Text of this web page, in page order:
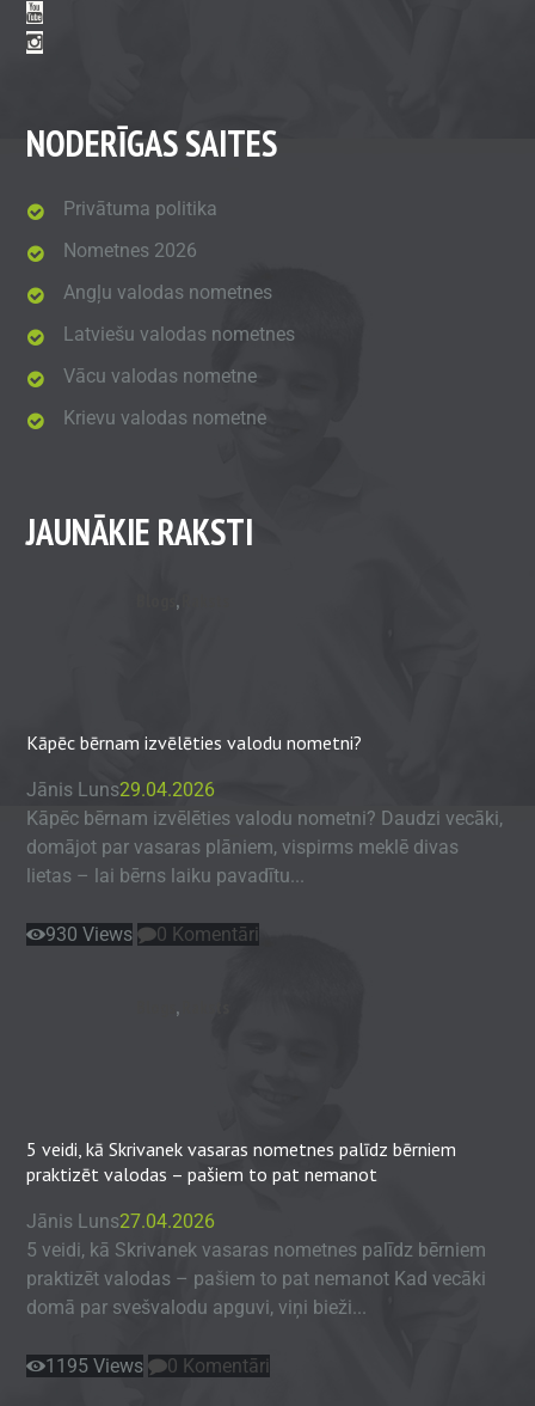
NODERĪGAS SAITES
Privātuma politika
Nometnes 2026
Angļu valodas nometnes
Latviešu valodas nometnes
Vācu valodas nometne
Krievu valodas nometne
JAUNĀKIE RAKSTI
,
Kāpēc bērnam izvēlēties valodu nometni?
Jānis Luns29.04.2026
Kāpēc bērnam izvēlēties valodu nometni? Daudzi vecāki,
domājot par vasaras plāniem, vispirms meklē divas
lietas – lai bērns laiku pavadītu...
930 Views 0 Komentāri
,
5 veidi, kā Skrivanek vasaras nometnes palīdz bērniem
praktizēt valodas – pašiem to pat nemanot
Jānis Luns27.04.2026
5 veidi, kā Skrivanek vasaras nometnes palīdz bērniem
praktizēt valodas – pašiem to pat nemanot Kad vecāki
domā par svešvalodu apguvi, viņi bieži...
1195 Views 0 Komentāri